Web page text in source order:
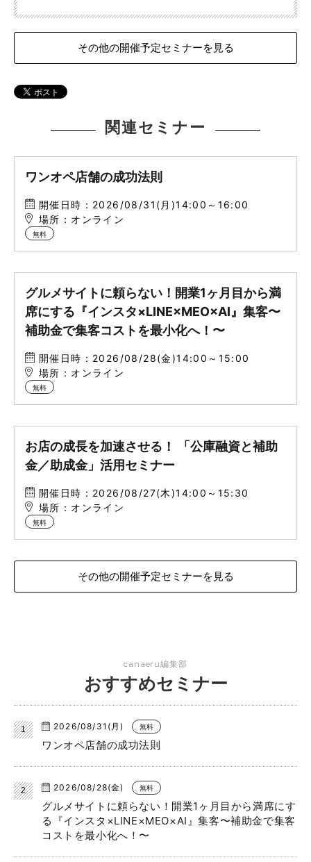
その他の開催予定セミナーを見る
関連セミナー
ワンオペ店舗の成功法則
開催日時：2026/08/31(月)14:00～16:00
場所：オンライン
無料
グルメサイトに頼らない！開業1ヶ月目から満
席にする『インスタ×LINE×MEO×AI』集客〜
補助金で集客コストを最小化へ！〜
開催日時：2026/08/28(金)14:00～15:00
場所：オンライン
無料
お店の成長を加速させる！ 「公庫融資と補助
金／助成金」活用セミナー
開催日時：2026/08/27(木)14:00～15:30
場所：オンライン
無料
その他の開催予定セミナーを見る
canaeru編集部
おすすめセミナー
2026/08/31(月) 無料
ワンオペ店舗の成功法則
2026/08/28(金) 無料
グルメサイトに頼らない！開業1ヶ月目から満席にす
る『インスタ×LINE×MEO×AI』集客〜補助金で集客
コストを最小化へ！〜